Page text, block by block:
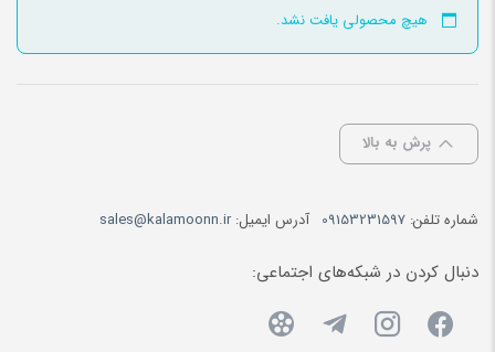
هیچ محصولی یافت نشد.
پرش به بالا
شماره تلفن: 09153231597 آدرس ایمیل:sales@kalamoonn.ir
دنبال کردن در شبکه‌های اجتماعی: